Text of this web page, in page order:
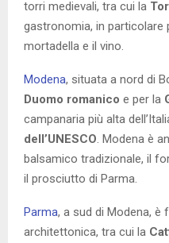
torri medievali, tra cui la
gastronomia, in particolare
mortadella e il vino.
Modena, situata a nord di
Duomo romanico e per la
campanaria più alta
dell’UNESCO . Modena è
balsamico tradizionale, il
il prosciutto di Parma.
Parma, a sud di Modena, è
architettonica, tra cui la